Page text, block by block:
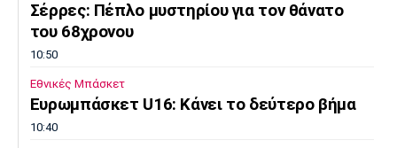
Σέρρες: Πέπλο μυστηρίου για τον θάνατο
του 68χρονου
10:50
Εθνικές Μπάσκετ
Ευρωμπάσκετ U16: Κάνει το δεύτερο βήμα
10:40